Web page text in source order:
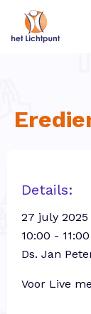
Details:
27 july 2025
10:00 - 11:00
Ds. Jan
Voor Live